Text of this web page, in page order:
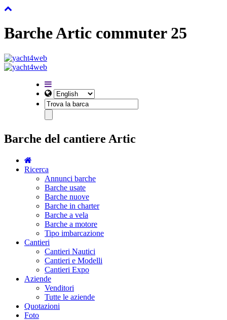
Barche Artic commuter 25
Barche del cantiere Artic
Ricerca
Annunci barche
Barche usate
Barche nuove
Barche in charter
Barche a vela
Barche a motore
Tipo imbarcazione
Cantieri
Cantieri Nautici
Cantieri e Modelli
Cantieri Expo
Aziende
Venditori
Tutte le aziende
Quotazioni
Foto